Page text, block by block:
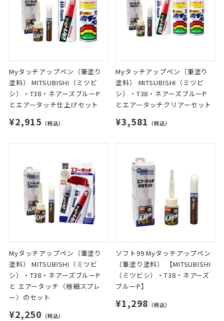
Myタッチアップペン（筆塗り
塗料） MITSUBISHI（ミツビ
シ）・T38・ネアーズブルーP
とエアータッチ仕上げセット
¥2,915 （税込）
Myタッチアップペン（筆塗り
塗料） MITSUBISHI（ミツビ
シ）・T38・ネアーズブルーP
とエアータッチクリアーセット
¥3,581 （税込）
Myタッチアップペン（筆塗り
塗料） MITSUBISHI（ミツビ
シ）・T38・ネアーズブルーP
と エアータッチ（極細スプレ
ー）のセット
¥2,250 （税込）
ソフト99 Myタッチアップペン
（筆塗り塗料） 【MITSUBISHI
（ミツビシ）・T38・ネアーズ
ブルーP】
¥1,298 （税込）